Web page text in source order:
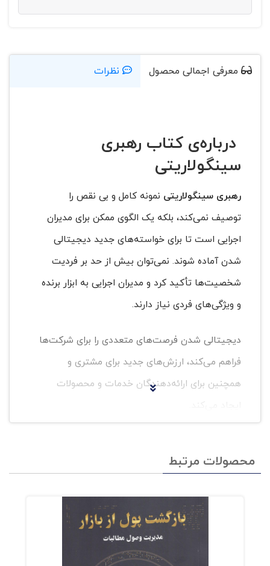
معرفی اجمالی محصول نظرات
درباره‌ی کتاب رهبری
سینگولاریتی
رهبری سینگولاریتی نمونه کامل و بی نقص را
توصیف نمی‌کند، بلکه یک الگوی ممکن برای مدیران
اجرایی است تا برای خواسته‌های جدید دیجیتالی
شدن آماده شوند. نمی‌توان بیش از حد بر فردیت
شخصیت‌ها تأکید کرد و مدیران اجرایی به ابزار برنده
و ویژگی‌های فردی نیاز دارند.
دیجیتالی شدن فرصت‌های متعددی را برای شرکت‌ها
فراهم می‌کند، ارزش‌های جدید برای مشتری و
همچنین برای ارائه‌دهندگان خدمات و محصولات
عنوان سینگولاریتی در ایران است که به شیوه‌ای
"سبک رهبری مناسب در عصر سینگولاریتی" پرداخته
محصولات مرتبط